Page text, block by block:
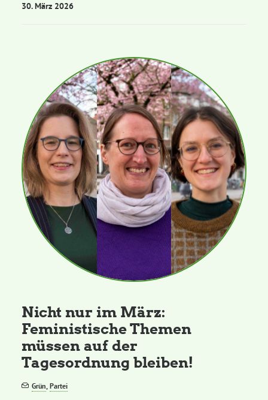
30. März 2026
Nicht nur im März:
Feministische Themen
müssen auf der
Tagesordnung bleiben!
Grün,Partei